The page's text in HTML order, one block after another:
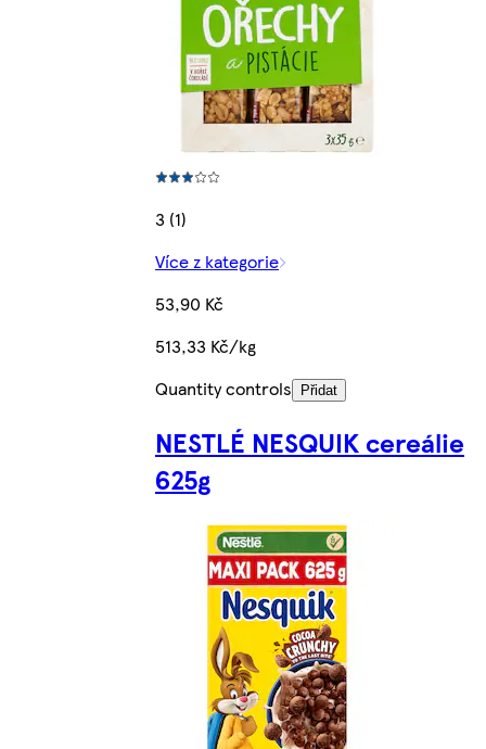
3 (1)
Více z kategorie
53,90 Kč
513,33 Kč/kg
Quantity controls
Přidat
NESTLÉ NESQUIK cereálie
625g